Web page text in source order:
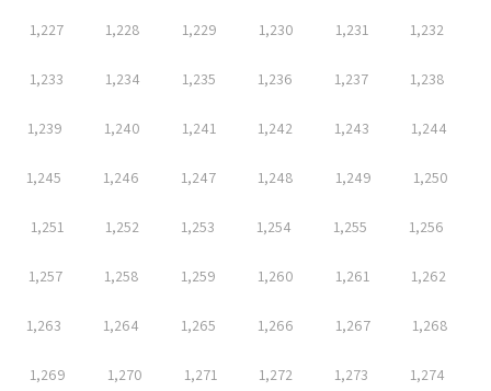
1,227 1,228 1,229 1,230 1,231 1,232
1,233 1,234 1,235 1,236 1,237 1,238
1,239 1,240 1,241 1,242 1,243 1,244
1,245 1,246 1,247 1,248 1,249 1,250
1,251 1,252 1,253 1,254 1,255 1,256
1,257 1,258 1,259 1,260 1,261 1,262
1,263 1,264 1,265 1,266 1,267 1,268
1,269 1,270 1,271 1,272 1,273 1,274